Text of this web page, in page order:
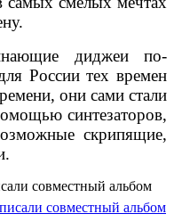
диджеи по-
России тех времен
они сами стали
синтезаторов,
скрипящие,
совместный альбом